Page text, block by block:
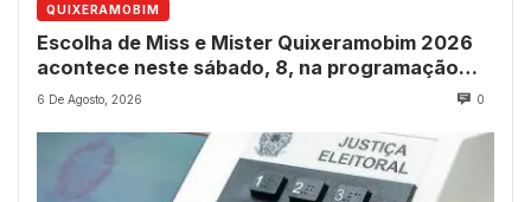
QUIXERAMOBIM
Escolha de Miss e Mister Quixeramobim 2026
acontece neste sábado, 8, na programação
dos 237 anos do município
6 De Agosto, 2026 0